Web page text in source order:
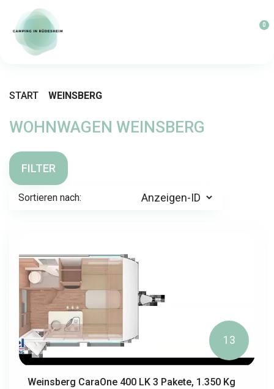
0
START WEINSBERG
WOHNWAGEN WEINSBERG
FILTER
Sortieren nach:
13
Weinsberg CaraOne 400 LK 3 Pakete, 1.350 Kg